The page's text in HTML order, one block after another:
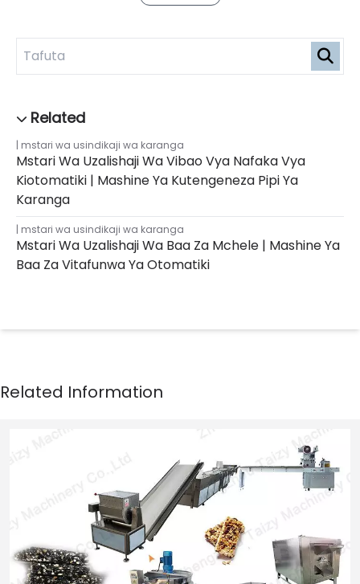
mstari wa usindikaji wa karanga
Mstari Wa Uzalishaji Wa Vibao Vya Nafaka Vya
Kiotomatiki | Mashine Ya Kutengeneza Pipi Ya
Karanga
mstari wa usindikaji wa karanga
Mstari Wa Uzalishaji Wa Baa Za Mchele | Mashine Ya
Baa Za Vitafunwa Ya Otomatiki